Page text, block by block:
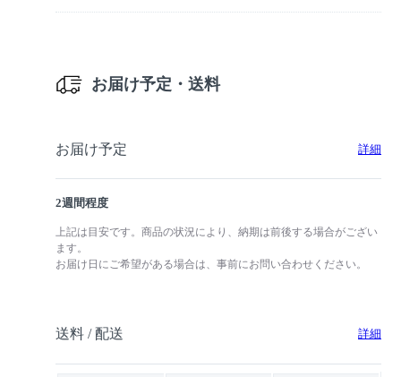
お届け予定・送料
お届け予定 詳細
2週間程度
上記は目安です。商品の状況により、納期は前後する場合がござい
ます。
お届け日にご希望がある場合は、事前にお問い合わせください。
送料 / 配送 詳細